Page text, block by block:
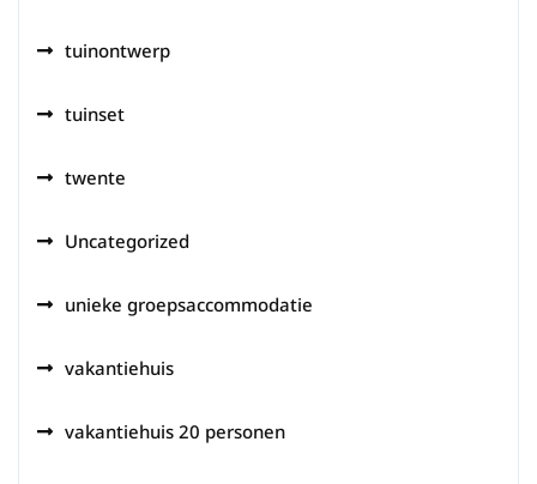
tuinontwerp
tuinset
twente
Uncategorized
unieke groepsaccommodatie
vakantiehuis
vakantiehuis 20 personen